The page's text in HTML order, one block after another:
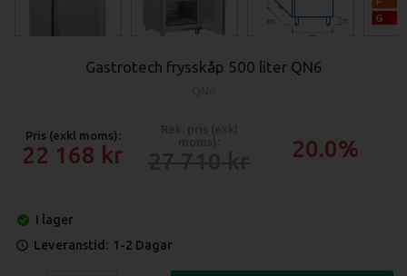
Gastrotech frysskåp 500 liter QN6
Pris (exkl moms):
22 168 20.0%
I lager
Leveranstid: 1-2 Dagar